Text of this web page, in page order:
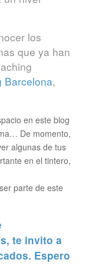
los
que ya han
Barcelona,
en este blog
De momento,
algunas de tus
en el tintero,
parte de este
te invito a
Espero